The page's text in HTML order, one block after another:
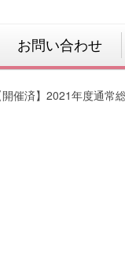
お問い合わせ
開催済】2021年度通常